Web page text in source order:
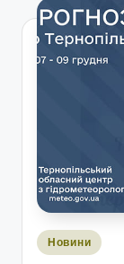
Опубліковано
Новини